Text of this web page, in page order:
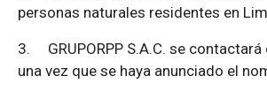
personas naturales residentes en
3. GRUPORPP S.A.C. se
una vez que se haya anunciado el